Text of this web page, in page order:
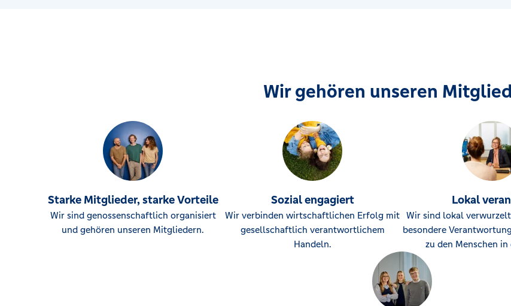
Wir gehören unseren
Starke Mitglieder, starke Vorteile
Wir sind genossenschaftlich organisiert
und gehören unseren Mitgliedern.
Sozial engagiert
Wir verbinden wirtschaftlichen Erfolg mit
gesellschaftlich verantwortlichem
Handeln.
Lokal
Wir sind lokal
besondere
zu den Menschen in